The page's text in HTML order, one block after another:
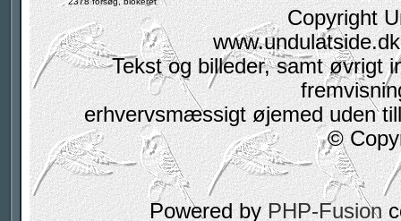
Copyright
Tekst og billeder, samt øvrigt
erhvervsmæssigt øjemed uden
©
Powered byPHP-Fusion